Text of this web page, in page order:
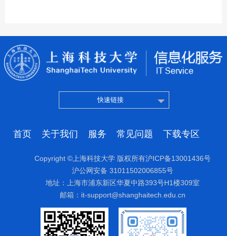
快速链接
首页 关于我们 服务 常见问题 下载专区
Copyright ©上海科技大学 版权所有沪ICP备13001436号
沪公网安备 31011502006855号
地址：上海市浦东新区华夏中路393号H1楼309室
邮箱：it-support@shanghaitech.edu.cn